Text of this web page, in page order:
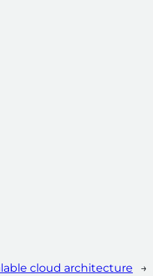
cloud architecture →